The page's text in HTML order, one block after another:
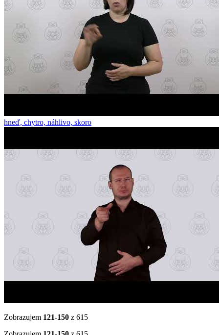
hneď, chytro, náhlivo, skoro
Zobrazujem 121-150 z 615